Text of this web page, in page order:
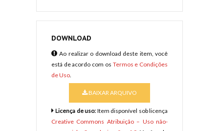
DOWNLOAD
Ao realizar o download deste item, você
está de acordo com os Termos e Condições
de Uso.
BAIXAR ARQUIVO
Licença de uso: Item disponível sob licença
Creative Commons Atribuição – Uso não-